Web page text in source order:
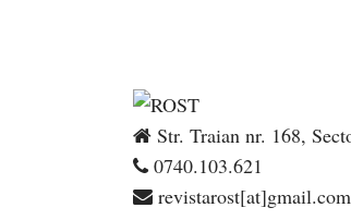
Str. Traian nr. 168,
0740.103.621
revistarost[at]gmail.com